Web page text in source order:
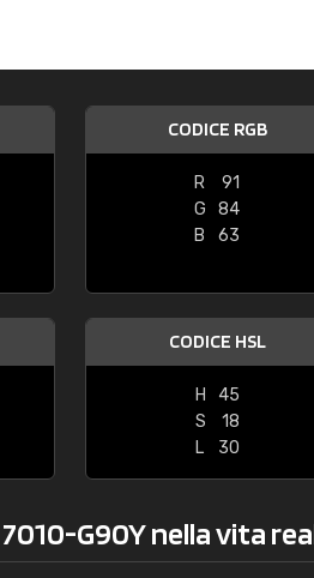
CODICE RGB
R
91
G
84
B
63
CODICE HSL
H
45
S
18
L
30
7010-G90Y nella vita